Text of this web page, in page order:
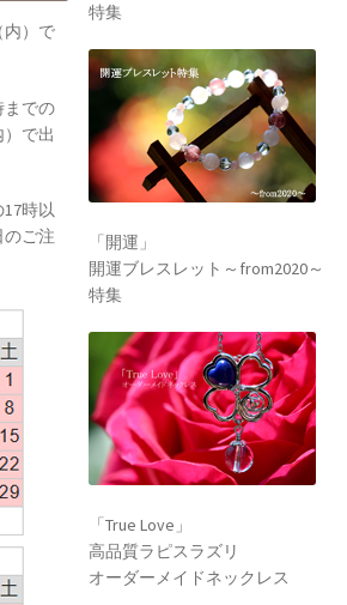
内）で
までの
で出
時以
のご注
特集
「開運」
開運ブレスレット～from2020～
特集
「True Love」
高品質ラピスラズリ
オーダーメイドネックレス